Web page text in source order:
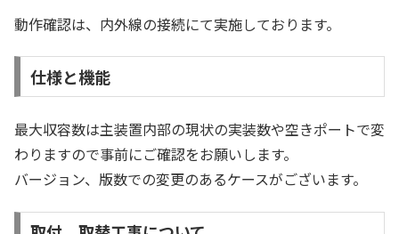
動作確認は、内外線の接続にて実施しております。
仕様と機能
最大収容数は主装置内部の現状の実装数や空きポートで変
わりますので事前にご確認をお願いします。
バージョン、版数での変更のあるケースがございます。